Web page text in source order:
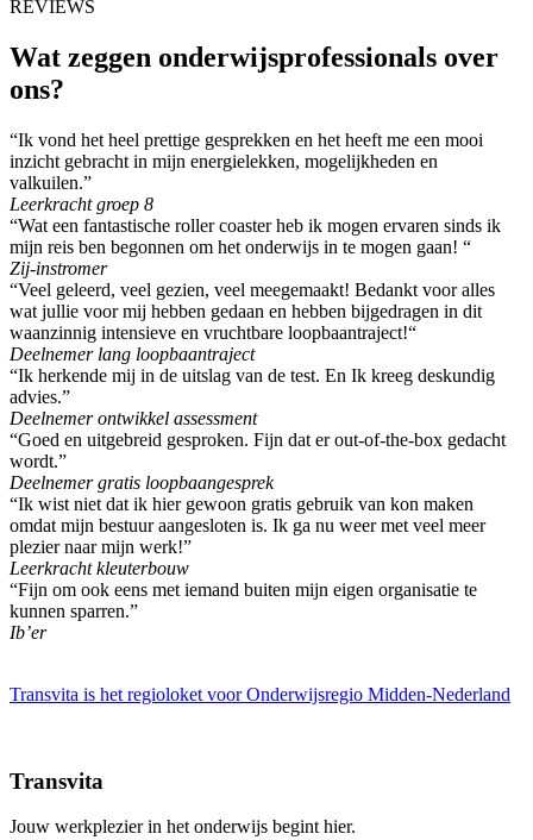
REVIEWS
Wat zeggen onderwijsprofessionals over
ons?
“Ik vond het heel prettige gesprekken en het heeft me een mooi
inzicht gebracht in mijn energielekken, mogelijkheden en
valkuilen.”
Leerkracht groep 8
“Wat een fantastische roller coaster heb ik mogen ervaren sinds ik
mijn reis ben begonnen om het onderwijs in te mogen gaan! “
Zij-instromer
“Veel geleerd, veel gezien, veel meegemaakt! Bedankt voor alles
wat jullie voor mij hebben gedaan en hebben bijgedragen in dit
waanzinnig intensieve en vruchtbare loopbaantraject!“
Deelnemer lang loopbaantraject
“Ik herkende mij in de uitslag van de test. En Ik kreeg deskundig
advies.”
Deelnemer ontwikkel assessment
“Goed en uitgebreid gesproken. Fijn dat er out-of-the-box gedacht
wordt.”
Deelnemer gratis loopbaangesprek
“Ik wist niet dat ik hier gewoon gratis gebruik van kon maken
omdat mijn bestuur aangesloten is. Ik ga nu weer met veel meer
plezier naar mijn werk!”
Leerkracht kleuterbouw
“Fijn om ook eens met iemand buiten mijn eigen organisatie te
kunnen sparren.”
Ib’er
Transvita is het regioloket voor Onderwijsregio Midden-Nederland
Transvita
Jouw werkplezier in het onderwijs begint hier.